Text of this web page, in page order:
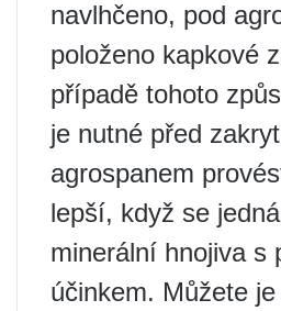
navlhčeno, pod
položeno kapkové
případě tohoto
je nutné před
agrospanem
lepší, když se
minerální hnojiva s
účinkem. Můžete